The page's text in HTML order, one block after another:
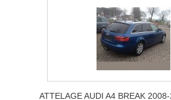
ATTELAGE AUDI A4 BREAK 2008-